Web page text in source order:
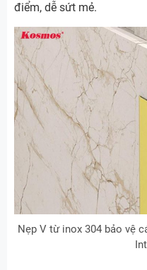
điểm, dễ sứt mẻ.
Nẹp V từ inox 304 bảo vệ